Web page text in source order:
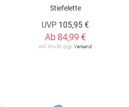
Stiefelette
UVP 105,95 €
Ab 84,99 €
inkl. MwSt. zzgl. Versand